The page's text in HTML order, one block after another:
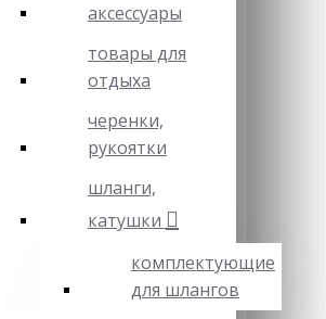
аксессуары
товары для
отдыха
черенки,
рукоятки
шланги,
катушки
комплектующие
для шлангов